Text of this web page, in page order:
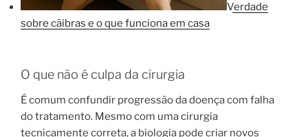
Verdade
sobre cãibras e o que funciona em casa
O que não é culpa da cirurgia
É comum confundir progressão da doença com falha
do tratamento. Mesmo com uma cirurgia
tecnicamente correta, a biologia pode criar novos